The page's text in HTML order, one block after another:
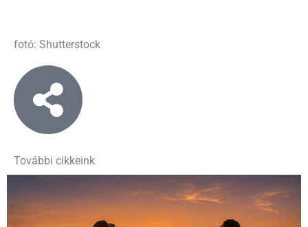
fotó: Shutterstock
További cikkeink